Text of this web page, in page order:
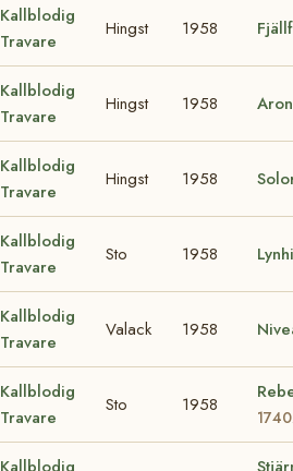
Kallblodig
Travare
Hingst 1958
Kallblodig
Travare
Hingst 1958
Kallblodig
Travare
Hingst 1958
Kallblodig
Travare
Sto 1958
Kallblodig
Travare
Valack 1958
Kallblodig
Travare
Sto 1958
Kallblodig